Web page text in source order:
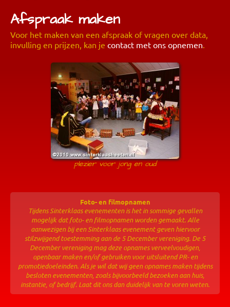
Afspraak maken
Voor het maken van een afspraak of vragen over data,
invulling en prijzen, kan je contact met ons opnemen.
plezier voor jong en oud
Foto- en filmopnamen
Tijdens Sinterklaas evenementen is het in sommige gevallen
mogelijk dat foto- en filmopnamen worden gemaakt. Alle
aanwezigen bij een Sinterklaas evenement geven hiervoor
stilzwijgend toestemming aan de 5 December vereniging. De 5
December vereniging mag deze opnames verveelvoudigen,
openbaar maken en/of gebruiken voor uitsluitend PR- en
promotiedoeleinden. Als je wil dat wij geen opnames maken tijdens
besloten evenementen, zoals bijvoorbeeld bezoeken aan huis,
instantie, of bedrijf. Laat dit ons dan duidelijk van te voren weten.